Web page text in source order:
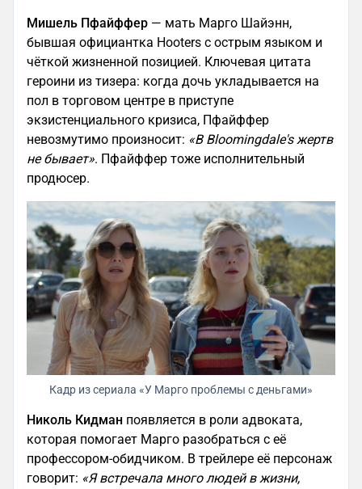
Мишель Пфайффер — мать Марго Шайэнн,
бывшая официантка Hooters с острым языком и
чёткой жизненной позицией. Ключевая цитата
героини из тизера: когда дочь укладывается на
пол в торговом центре в приступе
экзистенциального кризиса, Пфайффер
невозмутимо произносит: «В Bloomingdale's жертв
не бывает». Пфайффер тоже исполнительный
продюсер.
Кадр из сериала «У Марго проблемы с деньгами»
Николь Кидман появляется в роли адвоката,
которая помогает Марго разобраться с её
профессором-обидчиком. В трейлере её персонаж
говорит: «Я встречала много людей в жизни,